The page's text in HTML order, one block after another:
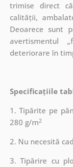
trimise direct
calității,
Deoarece sunt
avertismentul
deteriorare în
Specificațiile
1. Tipărite pe
280 g/m2
2. Nu necesită
3. Tipărire cu